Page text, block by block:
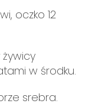
oczko 12
w środku.
srebra.